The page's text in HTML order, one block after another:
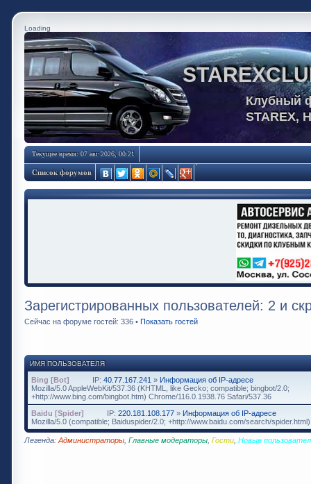
Loading
Клубный
STAREX,
Текущее время: 07 авг 2026, 00:21
Список форумов
Зарегистрированных пользователей: 2 и
Сейчас на форуме гостей: 336 • Показать гостей
ИМЯ ПОЛЬЗОВАТЕЛЯ
Bing [Bot] IP: 40.77.167.241 » Информация об IP-адресе
Mozilla/5.0 AppleWebKit/537.36 (KHTML, like Gecko; compatible; bingbot/2.0;
+http://www.bing.com/bingbot.htm) Chrome/116.0.1938.76 Safari/537.36
Baidu [Spider]
IP: 220.181.108.177 » Информация об IP-адресе
Mozilla/5.0 (compatible; Baiduspider/2.0; +http://www.baidu.com/search/spider.html)
Легенда: Администраторы Главные модераторы Гости Новые